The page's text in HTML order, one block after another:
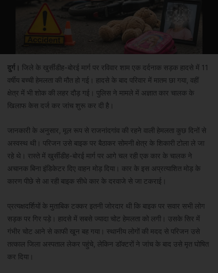
दुर्ग। जिले के खुर्सीडीह-बोरई मार्ग पर रविवार शाम एक दर्दनाक सड़क हादसे में 11
वर्षीय बच्ची हेमलता की मौत हो गई। हादसे के बाद परिवार में मातम छा गया, वहीं
क्षेत्र में भी शोक की लहर दौड़ गई। पुलिस ने मामले में अज्ञात कार चालक के
खिलाफ केस दर्ज कर जांच शुरू कर दी है।
जानकारी के अनुसार, मूल रूप से राजनांदगांव की रहने वाली हेमलता कुछ दिनों से
अस्वस्थ थी। परिजन उसे बाइक पर बैठाकर सोमनी क्षेत्र के शिकारी टोला ले जा
रहे थे। रास्ते में खुर्सीडीह-बोरई मार्ग पर आगे चल रही एक कार के चालक ने
अचानक बिना इंडिकेटर दिए वाहन मोड़ दिया। कार के इस अप्रत्याशित मोड़ के
कारण पीछे से आ रही बाइक सीधे कार के दरवाजे से जा टकराई।
प्रत्यक्षदर्शियों के मुताबिक टक्कर इतनी जोरदार थी कि बाइक पर सवार सभी लोग
सड़क पर गिर पड़े। हादसे में सबसे ज्यादा चोट हेमलता को लगी। उसके सिर में
गंभीर चोट आने से काफी खून बह गया। स्थानीय लोगों की मदद से परिजन उसे
तत्काल जिला अस्पताल लेकर पहुंचे, लेकिन डॉक्टरों ने जांच के बाद उसे मृत घोषित
कर दिया।